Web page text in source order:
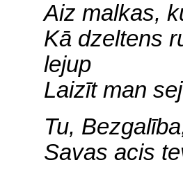
Aiz malkas,
Kā dzeltens
lejup
Laizīt man
Tu,
Savas acis